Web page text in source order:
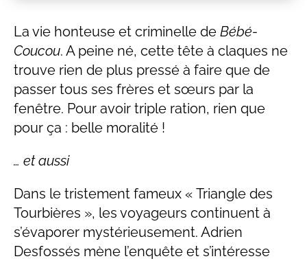
La vie honteuse et criminelle de Bébé-
Coucou. A peine né, cette tête à claques ne
trouve rien de plus pressé à faire que de
passer tous ses frères et sœurs par la
fenêtre. Pour avoir triple ration, rien que
pour ça : belle moralité !
… et aussi
Dans le tristement fameux « Triangle des
Tourbières », les voyageurs continuent à
s’évaporer mystérieusement. Adrien
Desfossés mène l’enquête et s’intéresse